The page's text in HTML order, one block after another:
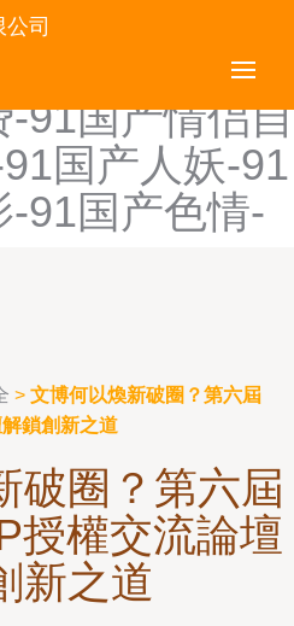
频-91国产牛
-91国产片-91
91国产情侣自
国产人妖-91
-91国产色情-
司
> 文博何以煥新破圈？第六屆
鎖創新之道
破圈？第六屆
授權交流論壇
新之道